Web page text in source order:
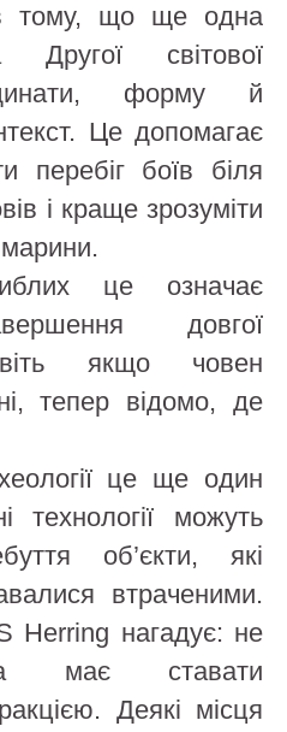
тому, що ще одна
Другої світової
форму й
Це допомагає
перебіг боїв біля
і краще зрозуміти
це означає
довгої
якщо човен
тепер відомо, де
це ще один
технології можуть
об’єкти, які
втраченими.
Herring нагадує: не
має ставати
Деякі місця